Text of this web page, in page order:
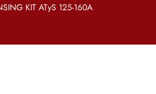
KIT ATyS 125-160A